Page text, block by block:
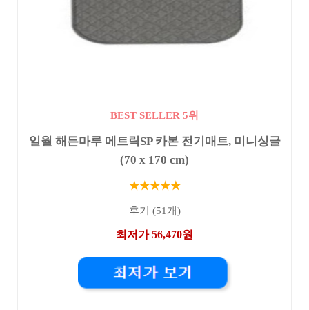
BEST SELLER 5위
일월 해든마루 메트릭SP 카본 전기매트, 미니싱글
(70 x 170 cm)
★★★★★
후기 (51개)
최저가 56,470원